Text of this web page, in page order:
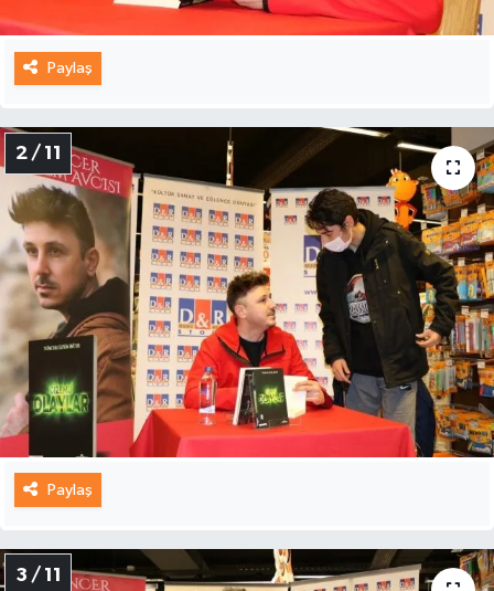
Paylaş
2 / 11
Paylaş
3 / 11